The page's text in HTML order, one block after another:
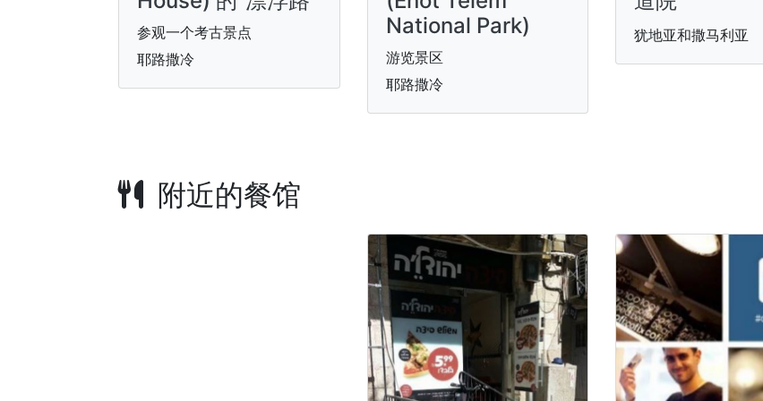
参观一个考古景点
耶路撒冷
National Park)
游览景区
耶路撒冷
犹地亚和撒马利亚
附近的餐馆